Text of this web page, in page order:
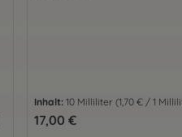
Inhalt: 10 Milliliter (1,70 € / 1
Regulärer Preis:
17,00 €